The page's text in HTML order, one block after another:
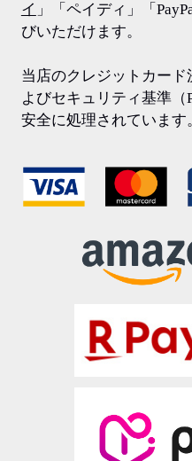
イ 」「ペイディ」「
びいただけます。
当店のクレジットカード
よびセキュリティ基準（
安全に処理されています